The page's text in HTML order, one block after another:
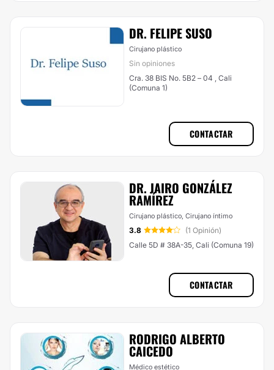
DR. FELIPE SUSO
Cirujano plástico
Sin opiniones
Cra. 38 BIS No. 5B2 – 04 , Cali
(Comuna 1)
CONTACTAR
DR. JAIRO GONZÁLEZ
RAMÍREZ
Cirujano plástico, Cirujano íntimo
3.8
(1 Opinión)
Calle 5D # 38A-35, Cali (Comuna 19)
CONTACTAR
RODRIGO ALBERTO
CAICEDO
Médico estético